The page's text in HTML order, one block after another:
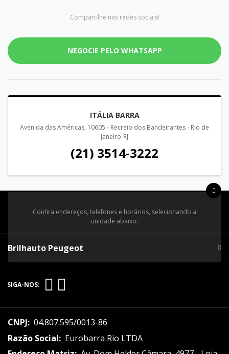
Compartilhe nas redes sociais!
NEGOCIE PELO WHATSAPP
ITÁLIA BARRA
Avenida das Américas, 10605 - Recreio dos Bandeirantes - Rio de
Janeiro-RJ
(21) 3514-3222
Confira endereços, telefones e horários, selecionando a
unidade abaixo:
Brilhauto Peugeot
SIGA-NOS:
CNPJ: 04.807.595/0013-86
Razão Social: Eurobarra Rio LTDA